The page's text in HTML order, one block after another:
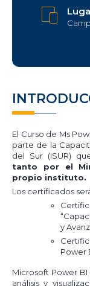
El Curso de Ms
parte de la
del Sur (ISUR)
tanto por el
propio instituto.
Los certificados
y
Power
Microsoft Power
análisis y